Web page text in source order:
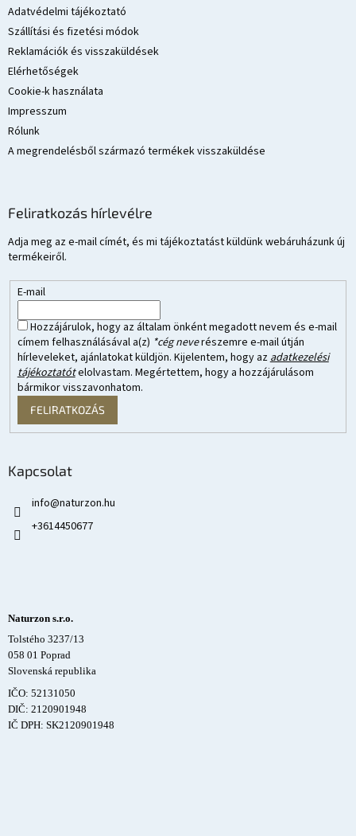
Adatvédelmi tájékoztató
Szállítási és fizetési módok
Reklamációk és visszaküldések
Elérhetőségek
Cookie-k használata
Impresszum
Rólunk
A megrendelésből származó termékek visszaküldése
Feliratkozás hírlevélre
Adja meg az e-mail címét, és mi tájékoztatást küldünk webáruházunk új
termékeiről.
E-mail
Hozzájárulok, hogy az általam önként megadott nevem és e-mail
címem felhasználásával a(z) *cég neverészemre e-mail útján
hírleveleket, ajánlatokat küldjön. Kijelentem, hogy az adatkezelési
tájékoztatótelolvastam. Megértettem, hogy a hozzájárulásom
bármikor visszavonhatom.
FELIRATKOZÁS
Kapcsolat
info@naturzon.hu
+3614450677
Naturzon s.r.o.
Tolstého 3237/13
058 01 Poprad
Slovenská republika
IČO: 52131050
DIČ: 2120901948
IČ DPH: SK2120901948